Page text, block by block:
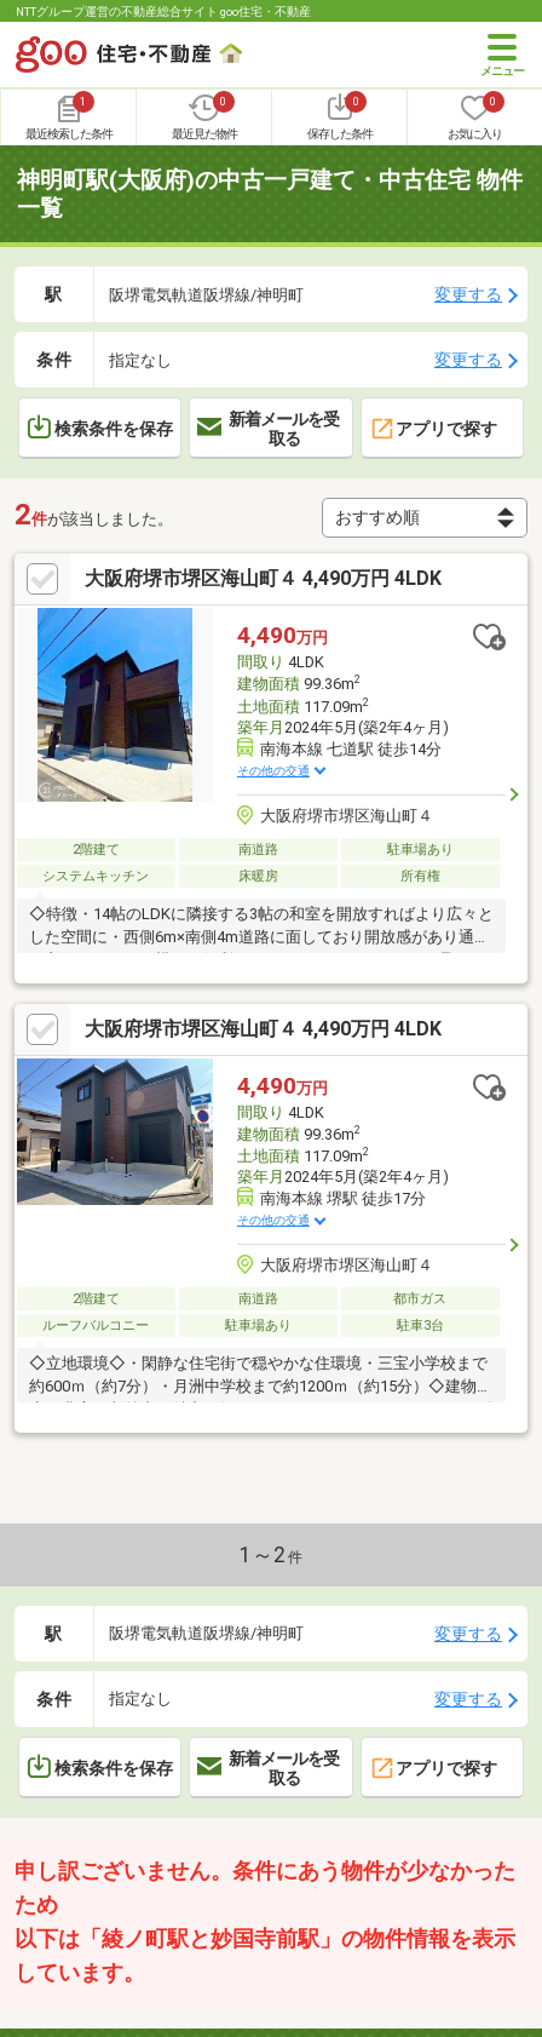
NTTグループ運営の不動産総合サイト goo住宅・不動産
1
最近検索した条件
0
最近見た物件
0
保存した条件
0
お気に入り
神明町駅(大阪府)の中古一戸建て・中古住宅 物件
一覧
駅 阪堺電気軌道阪堺線/神明町 変更する
条件 指定なし 変更する
検索条件を保存
新着メールを受
取る
アプリで探す
2件が該当しました。
大阪府堺市堺区海山町４ 4,490万円 4LDK
4,490万円
間取り 4LDK
建物面積99.36m2
土地面積117.09m2
築年月 2024年5月(築2年4ヶ月)
南海本線 七道駅 徒歩14分
その他の交通
大阪府堺市堺区海山町４
2階建て 南道路
駐車場あり
システムキッチン
床暖房 所有権
◇特徴・14帖のLDKに隣接する3帖の和室を開放すればより広々と
した空間に・西側6m×南側4m道路に面しており開放感があり通風
ッキリ収納・浴室に窓が設置されているため換気がしやすく衛生
的◇立地・堺市立三宝小学校まで徒歩約7分・堺市立月州中学校
まで徒歩約12分◆◇弊社が選ばれる理由◆◇１．お金の扱い方の
プロ、ファイナンシャルプランナーが資金計画をサポート！２．
買い替えなどにも対応できる売却専門チームあり！３．たくさん
の銀行と繋がりがあるため、最も低金利になるように審査が可
能！お気軽にお問合せください！
大阪府堺市堺区海山町４ 4,490万円 4LDK
4,490万円
間取り 4LDK
建物面積99.36m2
土地面積117.09m2
築年月 2024年5月(築2年4ヶ月)
南海本線 堺駅 徒歩17分
その他の交通
大阪府堺市堺区海山町４
2階建て 南道路
都市ガス
ルーフバルコニー
駐車場あり 駐車3台
◇立地環境◇・閑静な住宅街で穏やかな住環境・三宝小学校まで
約600ｍ（約7分）・月洲中学校まで約1200ｍ（約15分）◇建物
インクローゼット、パントリー、主寝室、各洋室、和室etc.)・南
06-6585-0183MAIL：info@bravi-net.jp
1～2 件
駅 阪堺電気軌道阪堺線/神明町 変更する
条件 指定なし 変更する
検索条件を保存
新着メールを受
取る
アプリで探す
申し訳ございません。条件にあう物件が少なかった
ため
以下は「綾ノ町駅と妙国寺前駅」の物件情報を表示
しています。